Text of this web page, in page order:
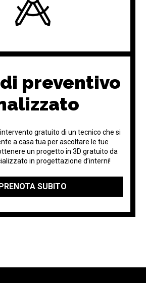
preventivo
gratuito di un tecnico che si
a casa tua per ascoltare le tue
un progetto in 3D gratuito da
in progettazione d’interni!
SUBITO